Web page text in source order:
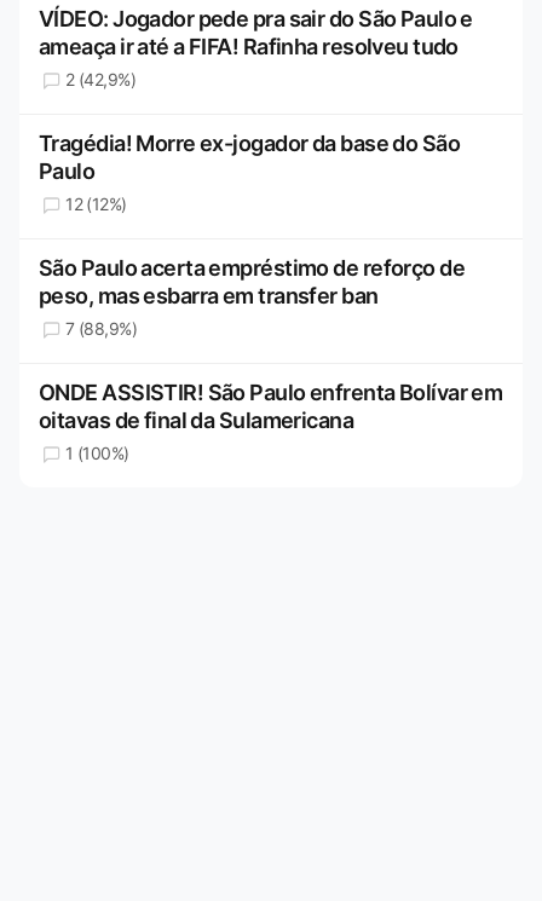
VÍDEO: Jogador pede pra sair do São Paulo e
ameaça ir até a FIFA! Rafinha resolveu tudo
2 (42,9%)
Tragédia! Morre ex-jogador da base do São
Paulo
12 (12%)
São Paulo acerta empréstimo de reforço de
peso, mas esbarra em transfer ban
7 (88,9%)
ONDE ASSISTIR! São Paulo enfrenta Bolívar em
oitavas de final da Sulamericana
1 (100%)